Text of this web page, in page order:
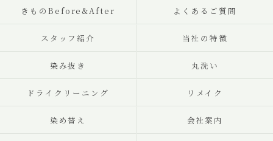
きものBefore&After よくあるご質問
スタッフ紹介 当社の特徴
染み抜き 丸洗い
ドライクリーニング リメイク
染め替え 会社案内